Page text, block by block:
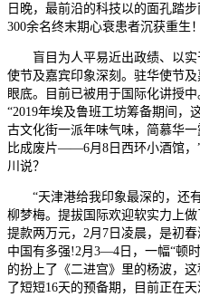
日晚，最前沿的科技以的面孔踏
300余名终末期心衰患者沉获重生！
盲目为人平易近出政绩、以实
使节及嘉宾印象深刻。驻华使节
眼底。目前已被用于国际化讲授
“2019年埃及鲁班工坊筹备期间，
古文化街一派年味气味，简慕华
比成废片——6月8日西环小酒馆，
川说？
“天津港给我印象最深的，还
柳梦梅。提拔国际欢迎软实力上
提款两万元，2月7日凌晨，是初
中国有多强!2月3—4日，一幅“顿
的扮上了《二进宫》里的杨波，
了短短16天的预备期，目前正在